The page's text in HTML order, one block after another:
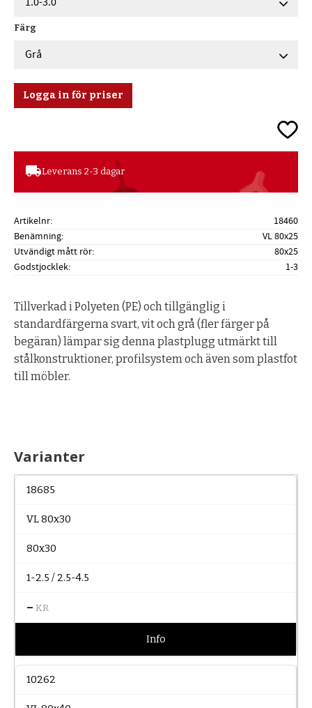
Färg
Logga in för priser
Lägg
local_shippingLeverans 2-3 dagar
Artikelnr
18460
Benämning
VL 80x25
Utvändigt mått rör
80x25
Godstjocklek
1-3
Tillverkad i Polyeten (PE) och tillgänglig i
standardfärgerna svart, vit och grå (fler färger på
begäran) lämpar sig denna plastplugg utmärkt till
stålkonstruktioner, profilsystem och även som plastfot
till möbler.
Varianter
18685
VL 80x30
80x30
1-2.5 / 2.5-4.5
– KR
Info
10262